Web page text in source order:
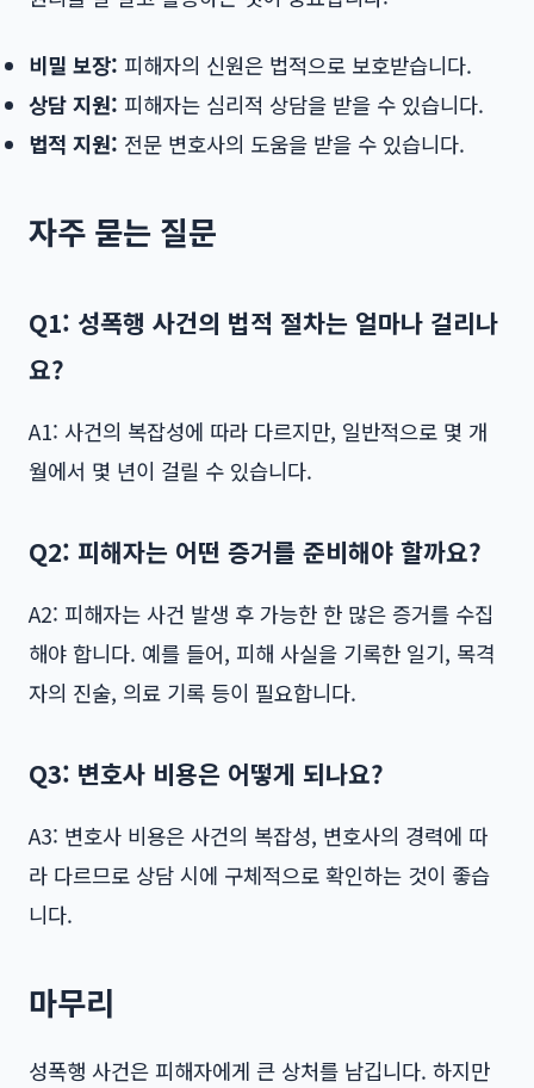
비밀 보장: 피해자의 신원은 법적으로 보호받습니다.
상담 지원: 피해자는 심리적 상담을 받을 수 있습니다.
법적 지원: 전문 변호사의 도움을 받을 수 있습니다.
자주 묻는 질문
Q1: 성폭행 사건의 법적 절차는 얼마나 걸리나
요?
A1: 사건의 복잡성에 따라 다르지만, 일반적으로 몇 개
월에서 몇 년이 걸릴 수 있습니다.
Q2: 피해자는 어떤 증거를 준비해야 할까요?
A2: 피해자는 사건 발생 후 가능한 한 많은 증거를 수집
해야 합니다. 예를 들어, 피해 사실을 기록한 일기, 목격
자의 진술, 의료 기록 등이 필요합니다.
Q3: 변호사 비용은 어떻게 되나요?
A3: 변호사 비용은 사건의 복잡성, 변호사의 경력에 따
라 다르므로 상담 시에 구체적으로 확인하는 것이 좋습
니다.
마무리
성폭행 사건은 피해자에게 큰 상처를 남깁니다. 하지만